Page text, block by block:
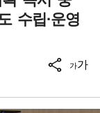
수립·운영
가가